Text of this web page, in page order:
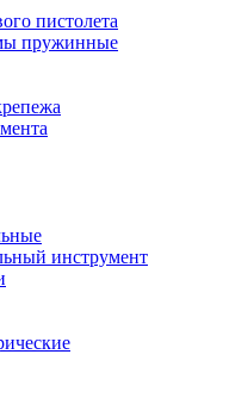
пистолета
пружинные
инструмент